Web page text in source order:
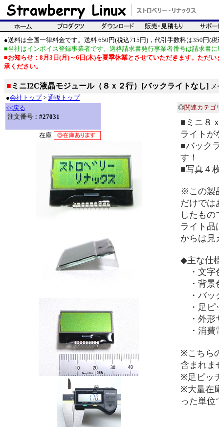
●送料は全国一律料金です。送料 650円(税込715円)，代引手数料は350円(税
■当社はインボイス登録事業者です。適格請求書発行事業者番号は請求書
■お知らせ：8月3日(月)～6日(木)を夏季休業とさせていただきます。ただ
承ください。
■ ミニI2C液晶モジュール（８ｘ２行）[バックライトなし] メ
●会社トップ> 通販トップ
<<戻る
注文番号： #27031
在庫
◎関連カテゴ
■ミニ８
ライトが
■バック
す！
■写真４
※この製
だけでは
したも
ライト品
からは見
◆主な仕
・文字
・背景
・バッ
・足ピ
・外形
・消費
※こちら
含まれま
※足ピッ
※大量在
った単位